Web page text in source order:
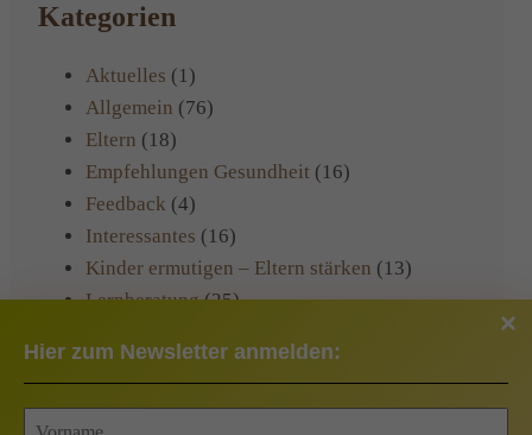
Hier zum Newsletter anmelden:
Kategorien
Aktuelles (1)
Allgemein (76)
Eltern (18)
Empfehlungen Gesundheit (16)
Feedback (4)
Interessantes (16)
Kinder ermutigen – Eltern stärken (13)
Lernberatung(25)
Rezepte(1)